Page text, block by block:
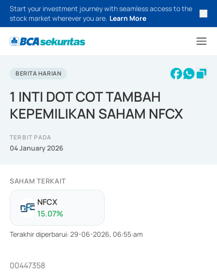
Start your investment journey with seamless access to the
stock market wherever you are. Learn More
BERITA HARIAN
1 INTI DOT COT TAMBAH
KEPEMILIKAN SAHAM NFCX
TERBIT PADA
04 January 2026
SAHAM TERKAIT
NFCX
15.07%
Terakhir diperbarui: 29-06-2026, 06:55:am
00447358